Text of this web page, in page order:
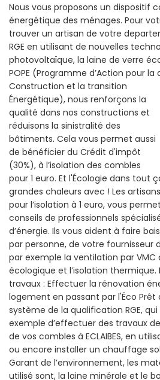
Nous vous proposons un dispositif
énergétique des ménages. Pour
trouver un artisan de votre
RGE en utilisant de nouvelles
photovoltaïque, la laine de verre
POPE (Programme d’Action pour la
Construction et la transition
Énergétique), nous renforçons la
qualité dans nos constructions et
réduisons la sinistralité des
bâtiments. Cela vous permet aussi
de bénéficier du Crédit d'impôt
(30%), à l’isolation des combles
pour 1 euro. Et l'Écologie dans tout
grandes chaleurs avec ! Les artisans
pour l’isolation à 1 euro, vous
conseils de professionnels
d’énergie. Ils vous aident à faire
par personne, de votre fournisseur
par exemple la ventilation par VMC
écologique et l’isolation
travaux : Effectuer la rénovation
logement en passant par l'Éco Prêt
système de la qualification RGE,
exemple d’effectuer des travaux
de vos combles à ECLAIBES, en
ou encore installer un chauffage
Garant de l’environnement, les
utilisé sont, la laine minérale et le